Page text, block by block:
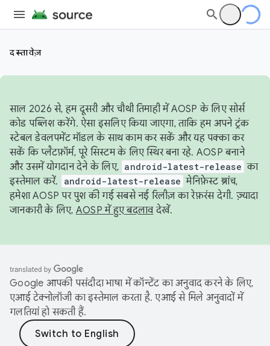
दस्तावेज़
साल 2026 से, हम दूसरी और चौथी तिमाही में AOSP के लिए सोर्स
कोड पब्लिश करेंगे. ऐसा इसलिए किया जाएगा, ताकि हम अपने ट्रंक
स्टेबल डेवलपमेंट मॉडल के साथ काम कर सकें और यह पक्का कर
सकें कि प्लैटफ़ॉर्म, पूरे सिस्टम के लिए स्थिर बना रहे. AOSP बनाने
और उसमें योगदान देने के लिए, android-latest-release का
इस्तेमाल करें.
android-latest-release मेनिफ़ेस्ट ब्रांच,
हमेशा AOSP पर पुश की गई सबसे नई रिलीज़ का रेफ़रंस देगी. ज़्यादा
जानकारी के लिए, AOSP में हुए बदलावदेखें.
Google आपकी पसंदीदा भाषा में कॉन्टेंट का अनुवाद करने के लिए,
एआई टेक्नोलॉजी का इस्तेमाल करता है. एआई से मिले अनुवादों में
गलतियां हो सकती हैं.